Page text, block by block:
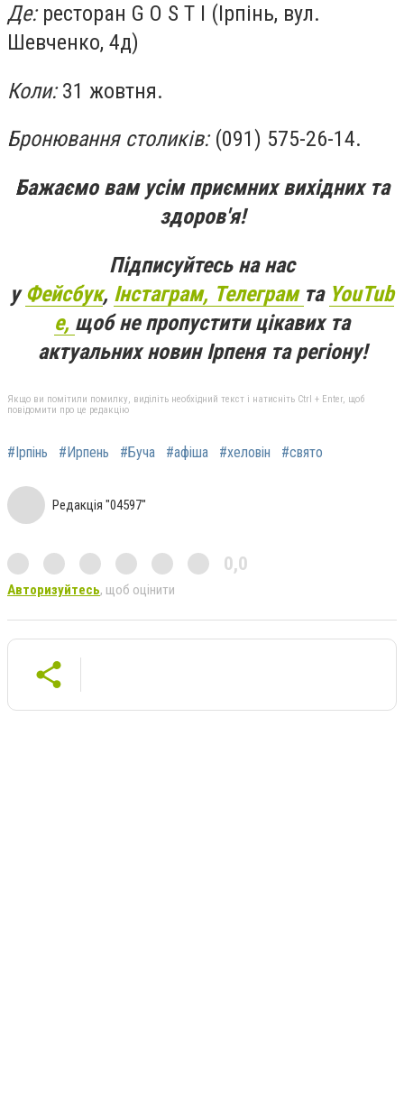
Де:ресторан G O S T I (Ірпінь, вул.
Шевченко, 4д)
Коли:31 жовтня.
Бронювання столиків:(091) 575-26-14.
Бажаємо вам усім приємних вихідних та
здоров'я!
Підписуйтесь на нас
уФейсбук, Інстаграм, Телеграм та YouTub
e, щоб не пропустити цікавих та
актуальних новин Ірпеня та регіону!
Якщо ви помітили помилку, виділіть необхідний текст і натисніть Ctrl + Enter, щоб
повідомити про це редакцію
#Ірпінь #Ирпень #Буча #афіша #хеловін #свято
Редакція "04597"
0,0
Авторизуйтесь, щоб оцінити